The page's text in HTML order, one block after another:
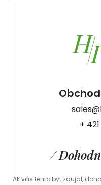
+
/
Ak vás tento byt zaujal,